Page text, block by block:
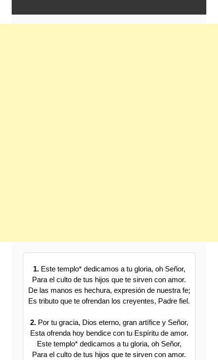
1.Este templo* dedicamos a tu gloria, oh Señor,
Para el culto de tus hijos que te sirven con amor.
De las manos es hechura, expresión de nuestra fe;
Es tributo que te ofrendan los creyentes, Padre fiel.
2.Por tu gracia, Dios eterno, gran artífice y Señor,
Esta ofrenda hoy bendice con tu Espíritu de amor.
Este templo* dedicamos a tu gloria, oh Señor,
Para el culto de tus hijos que te sirven con amor.